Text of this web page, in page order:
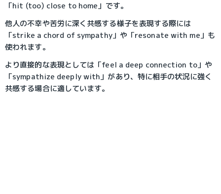
「hit (too) close to home」です。
他人の不幸や苦労に深く共感する様子を表現する際には
「strike a chord of sympathy」や「resonate with me」も
使われます。
より直接的な表現としては「feel a deep connection to」や
「sympathize deeply with」があり、特に相手の状況に強く
共感する場合に適しています。